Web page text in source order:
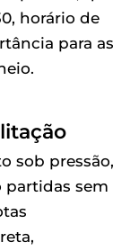
horário de
para as
sob pressão,
sem